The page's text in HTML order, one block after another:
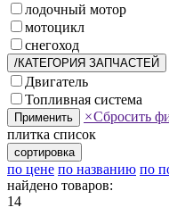
лодочный мотор
мотоцикл
снегоход
/КАТЕГОРИЯ ЗАПЧАСТЕЙ
Двигатель
Топливная система
Применить ×Сбросить
плитка список
сортировка
по цене по названию по
найдено товаров:
14